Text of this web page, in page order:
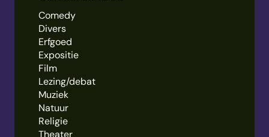
Comedy
Divers
Erfgoed
Expositie
Film
Lezing/debat
Muziek
Natuur
Religie
Theater